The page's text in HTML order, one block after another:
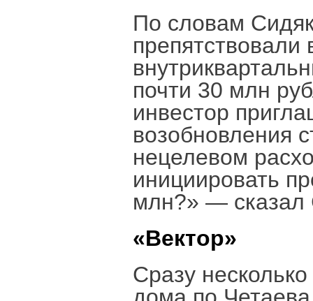
По словам
почти 30 млн
инвестор
возобновления
нецелевом
инициировать
млн?» — сказал
«Вектор»
Сразу